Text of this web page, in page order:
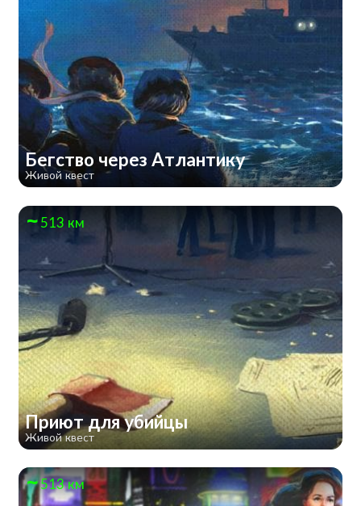
Бегство через Атлантику
Живой квест
513 км
Приют для убийцы
Живой квест
513 км